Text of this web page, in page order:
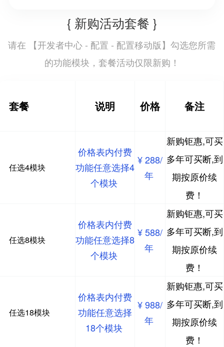
{ 新购活动套餐 }
请在 【开发者中心 - 配置 - 配置移动版】勾选您所需
的功能模块，套餐活动仅限新购！
套餐 说明 价格 备注
任选4模块
价格表内付费
功能任意选择4
个模块
¥ 288/
年
新购钜惠,可买
多年可买断,到
期按原价续
费！
任选8模块
价格表内付费
功能任意选择8
个模块
¥ 588/
年
新购钜惠,可买
多年可买断,到
期按原价续
费！
任选18模块
价格表内付费
功能任意选择
18个模块
¥ 988/
年
新购钜惠,可买
多年可买断,到
期按原价续
费！